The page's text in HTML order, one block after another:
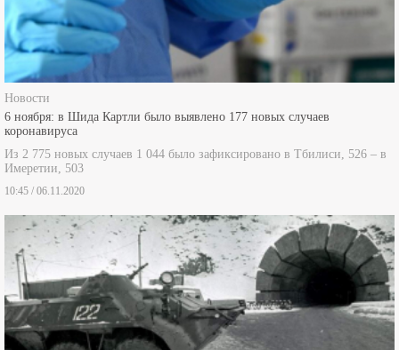
Новости
6 ноября: в Шида Картли было выявлено 177 новых случаев
коронавируса
Из 2 775 новых случаев 1 044 было зафиксировано в Тбилиси, 526 – в
Имеретии, 503
10:45 / 06.11.2020